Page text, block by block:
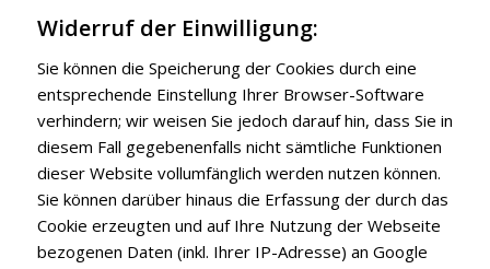
Widerruf der Einwilligung:
Sie können die Speicherung der Cookies durch eine
entsprechende Einstellung Ihrer Browser-Software
verhindern; wir weisen Sie jedoch darauf hin, dass Sie in
diesem Fall gegebenenfalls nicht sämtliche Funktionen
dieser Website vollumfänglich werden nutzen können.
Sie können darüber hinaus die Erfassung der durch das
Cookie erzeugten und auf Ihre Nutzung der Webseite
bezogenen Daten (inkl. Ihrer IP-Adresse) an Google